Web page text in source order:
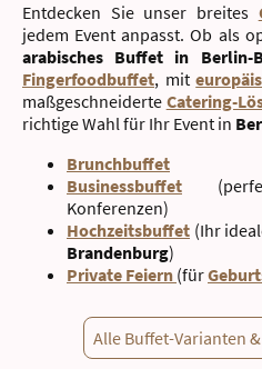
Entdecken Sie unser breites
jedem Event anpasst. Ob als
arabisches Buffet in Berlin-
Fingerfoodbuffet, mit
maßgeschneiderte Catering-
richtige Wahl für Ihr Event in
Brunchbuffet
Businessbuffet
Konferenzen)
Hochzeitsbuffet (Ihr
Brandenburg)
Private Feiern (für
Alle Buffet-Varianten